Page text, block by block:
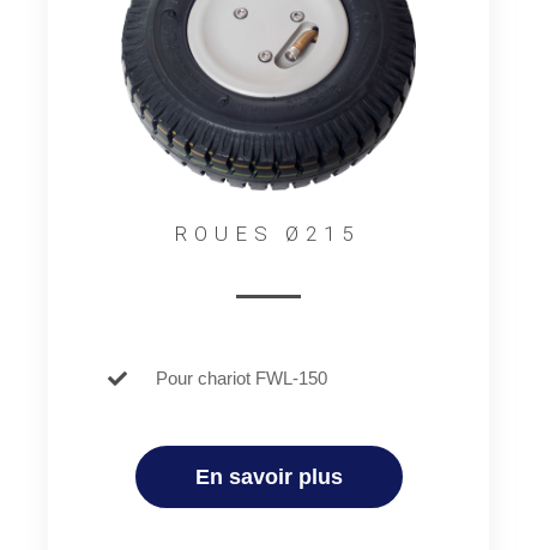
ROUES Ø215
Pour chariot FWL-150
En savoir plus